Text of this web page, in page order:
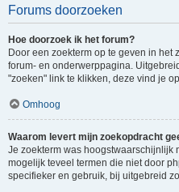
Forums doorzoeken
Hoe doorzoek ik het forum?
Door een zoekterm op te geven in het
forum- en onderwerppagina.
"zoeken" link te klikken, deze vind je
Omhoog
Waarom levert mijn zoekopdracht
Je zoekterm was hoogstwaarschijnlijk
mogelijk teveel termen die niet door
specifieker en gebruik, bij uitgebreid